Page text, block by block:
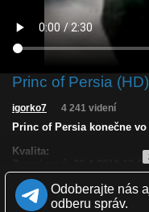
Princ of Persia (HD)
igorko7 4 241 videní
Princ of Persia konečne
Kvalita:
Zverejnené: 22.4.2010 12:07
Páči sa: 88% (8 hlasov)
Obľúbené: 4
Komentárov: 4
Odoberajte nás
odberu správ.